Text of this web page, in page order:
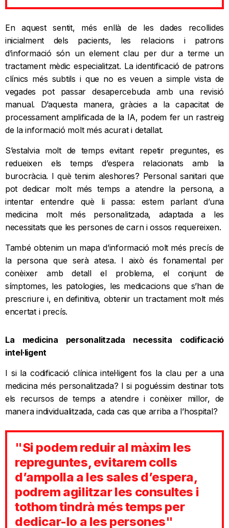
En aquest sentit, més enllà de les dades recollides
inicialment dels pacients, les relacions i patrons
d’informació són un element clau per dur a terme un
tractament mèdic especialitzat. La identificació de patrons
clínics més subtils i que no es veuen a simple vista de
vegades pot passar desapercebuda amb una revisió
manual. D’aquesta manera, gràcies a la capacitat de
processament amplificada de la IA, podem fer un rastreig
de la informació molt més acurat i detallat.
S’estalvia molt de temps evitant repetir preguntes, es
redueixen els temps d’espera relacionats amb la
burocràcia. I què tenim aleshores? Personal sanitari que
pot dedicar molt més temps a atendre la persona, a
intentar entendre què li passa: estem parlant d’una
medicina molt més personalitzada, adaptada a les
necessitats que les persones de carn i ossos requereixen.
També obtenim un mapa d’informació molt més precís de
la persona que serà atesa. I això és fonamental per
conèixer amb detall el problema, el conjunt de
símptomes, les patologies, les medicacions que s’han de
prescriure i, en definitiva, obtenir un tractament molt més
encertat i precís.
La medicina personalitzada necessita codificació
intel·ligent
I si la codificació clínica intel·ligent fos la clau per a una
medicina més personalitzada? I si poguéssim destinar tots
els recursos de temps a atendre i conèixer millor, de
manera individualitzada, cada cas que arriba a l’hospital?
"Si podem reduir al màxim les
repreguntes, evitarem colls
d’ampolla a les sales d’espera,
podrem agilitzar les consultes i
tothom tindrà més temps per
dedicar-lo a les persones"